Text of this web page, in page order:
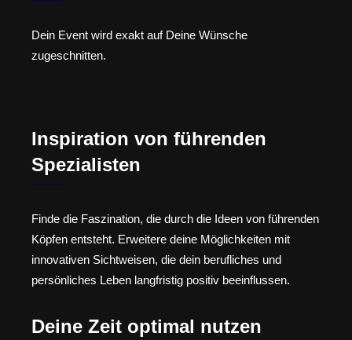
Dein Event wird exakt auf Deine Wünsche
zugeschnitten.
Inspiration von führenden
Spezialisten
Finde die Faszination, die durch die Ideen von führenden
Köpfen entsteht. Erweitere deine Möglichkeiten mit
innovativen Sichtweisen, die dein berufliches und
persönliches Leben langfristig positiv beeinflussen.
Deine Zeit optimal nutzen